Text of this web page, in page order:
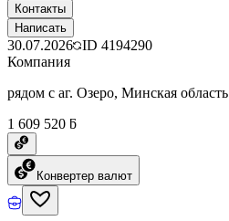
Контакты
Написать
30.07.2026 ID 4194290
Компания
рядом с аг. Озеро, Минская область
1 609 520 ƃ
Конвертер валют